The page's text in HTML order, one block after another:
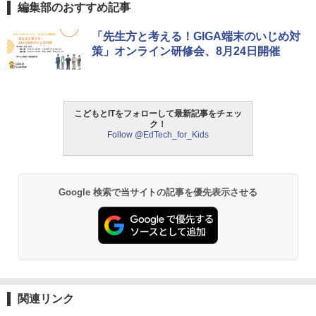
1
Amazon Fire HD 10 キッズモデル (10イ
ンチ) ピンク 対象年齢3歳から 数千点の
キッズコンテンツが1年間使い放題
パイロット スイスイおえかき for Study
育
￥2,073
版(KUMON PUBLISHING) くもんの日本
1
タッチペンで音が聞ける!はじめてずかん
1000 英語つき ([バラエティ])
中学英語をもう一度ひとつひとつわかり
やすく。改訂版
仮面ライダー 改造人間 限定ケース版
1
ThinkFun ボードゲーム 「サーキット・
メイズ」 配線回路をプログラミングする
日本語説明書付 8歳~ 76341 誕生日 クリ
￥1,980
物理実験モデル楽器電磁気教材を教える
Galtonplatteの物理的な機器
編集部のおすすめ記事
「先生方と考える！GIGA端末のいじめ対
策」オンライン研修会、8月24日開催
こどもとITをフォローして最新記事をチェッ
ク！
Follow @EdTech_for_Kids
Google 検索で当サイトの記事を優先表示させる
関連リンク